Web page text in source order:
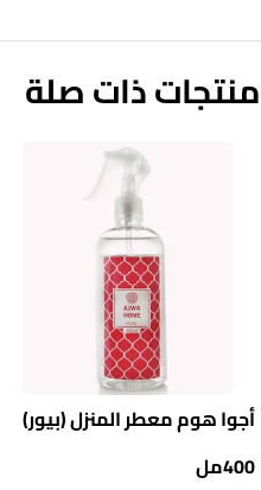
منتجات ذات صلة
أجوا هوم معطر المنزل (بيور)
400مل